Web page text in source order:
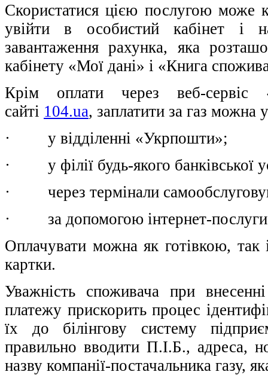
Скористатися цією послугою може
увійти в особистий кабінет і
завантаження рахунка, яка
кабінету «Мої дані» і «Книга
Крім оплати через веб-сервіс
сайті 104.ua, заплатити за газ можна
· у відділенні «Укрпошти»;
· у філії будь-якого банківської
· через термінали
· за допомогою інтернет-
Оплачувати можна як готівкою, так
картки.
Уважність споживача при
платежу прискорить процес
їх до білінгову систему
правильно вводити П.І.Б., адреса,
назву компанії-постачальника газу,